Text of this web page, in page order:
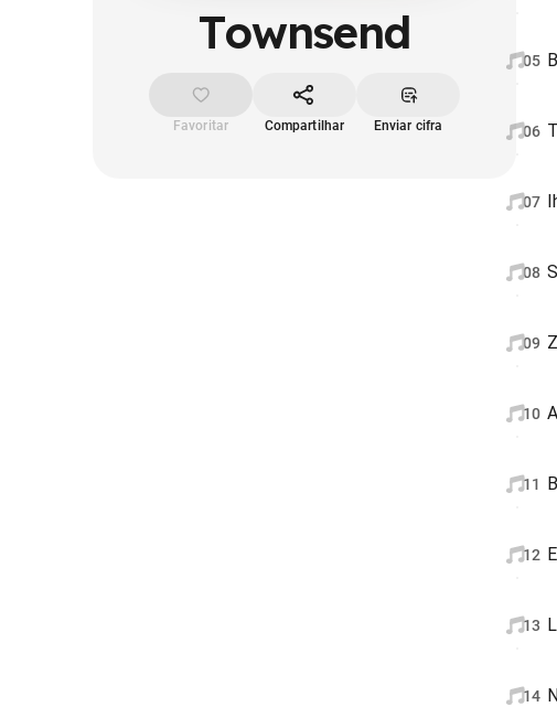
Townsend
Favoritar Compartilhar Enviar cifra
05
06
07
08
09
10
11
12
13
14